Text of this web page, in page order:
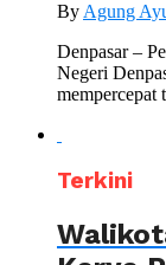
By Agung
Denpasar –
Negeri
mempercepat
Terkini